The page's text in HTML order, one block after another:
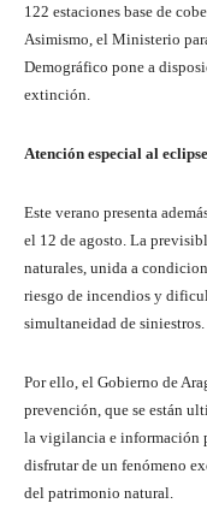
122 estaciones base de
Asimismo, el Ministerio
Demográfico pone a
extinción.
Atención especial al
Este verano presenta
el 12 de agosto. La
naturales, unida a
riesgo de incendios y
simultaneidad de siniestros.
Por ello, el Gobierno de
prevención, que se están
la vigilancia e información
disfrutar de un fenómeno
del patrimonio natural.